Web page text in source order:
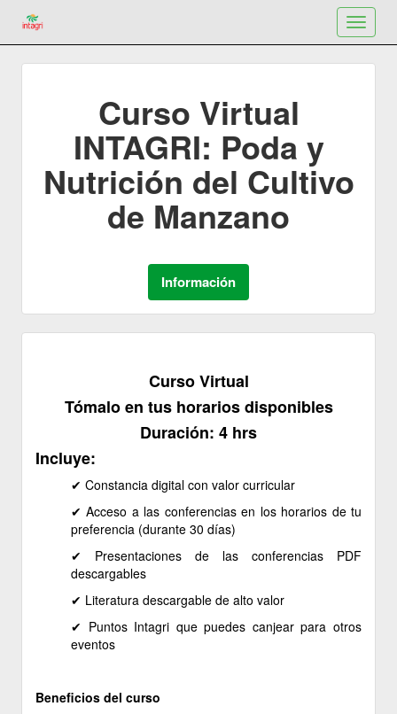
Toggle
Curso Virtual
INTAGRI: Poda y
Nutrición del Cultivo
de Manzano
Curso Virtual
Tómalo en tus horarios disponibles
Duración: 4 hrs
Incluye:
✔ ​Constancia digital con valor curricular
✔ Acceso a las conferencias en los horarios de tu
preferencia (durante 30 días)
✔ Presentaciones de las conferencias PDF
descargables
✔ ​Literatura descargable de alto valor
✔ Puntos Intagri que puedes canjear para otros
eventos
Beneficios del curso